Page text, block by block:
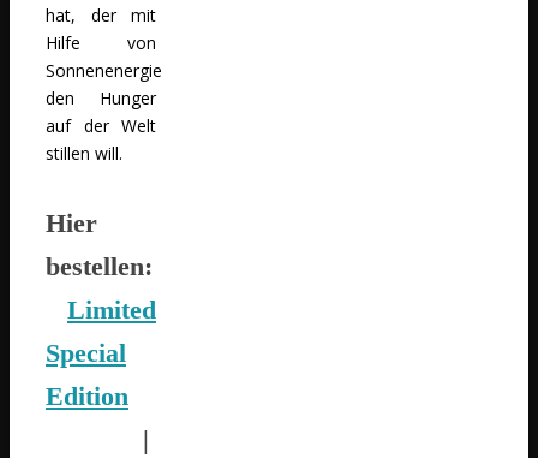
hat, der mit
Hilfe von
Sonnenenergie
den Hunger
auf der Welt
stillen will.
Hier
bestellen:
Limited
Special
Edition
|